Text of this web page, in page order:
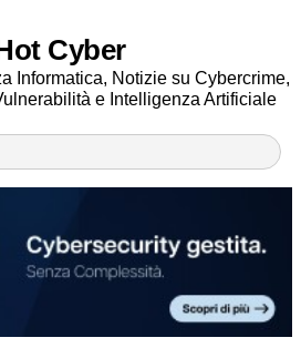
Cyber
Informatica, Notizie su Cybercrime,
e Intelligenza Artificiale